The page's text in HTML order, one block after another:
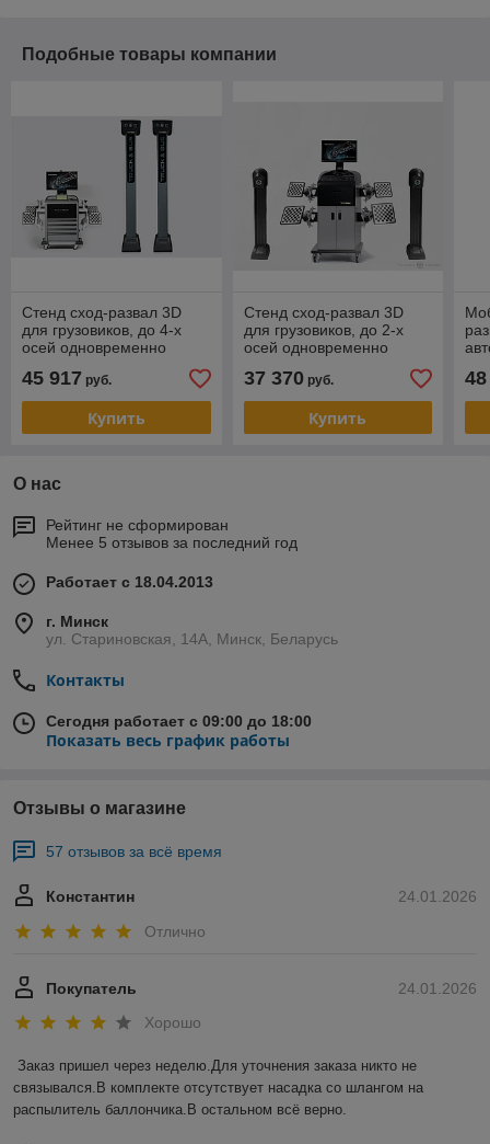
Подобные товары компании
Стенд сход-развал 3D
для грузовиков, до 4-х
осей одновременно
7204 HTS4
45 917 руб.
Купить
Стенд сход-развал 3D
для грузовиков, до 2-х
осей одновременно
7202 HT
37 370руб.
Купить
HT
О нас
Рейтинг не сформирован
Менее 5 отзывов за последний год
Работает с 18.04.2013
г. Минск
ул. Стариновская, 14А, Минск, Беларусь
Контакты
Сегодня работает с 09:00 до 18:00
Показать весь график работы
Отзывы о магазине
57 отзывов за всё время
24.01.2026
Константин
Отлично
24.01.2026
Покупатель
Хорошо
Заказ пришел через неделю.Для уточнения заказа никто не
связывался.В комплекте отсутствует насадка со шлангом на
распылитель баллончика.В остальном всё верно.